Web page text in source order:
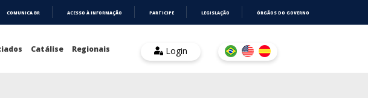
COMUNICA BR ACESSO À INFORMAÇÃO PARTICIPE LEGISLAÇÃO ÓRGÃOS DO GOVERNO
Catálise Regionais Login